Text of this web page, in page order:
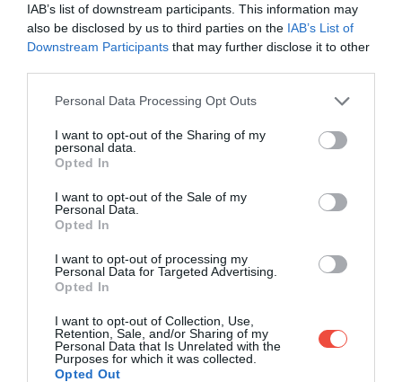
IAB’s list of downstream participants. This information may
also be disclosed by us to third parties on the IAB’s List of
Downstream Participants that may further disclose it to other
Please note that this website/app uses one or more Google
not limited to your visit or usage behaviour. You may click to
grant or deny consent to Google and its third-party tags to
use your data for below specified purposes in below Google
consent section.
Personal Data Processing Opt Outs
I want to opt-out of the Sharing of my
personal data.
Opted In
I want to opt-out of the Sale of my
Personal Data.
Opted In
I want to opt-out of processing my
Personal Data for Targeted Advertising.
Opted In
I want to opt-out of Collection, Use,
Retention, Sale, and/or Sharing of my
Personal Data that Is Unrelated with the
Purposes for which it was collected.
Opted Out
Fotó: Dasha Petrenko/Shutterstock
szerintea gép eleje– a szárnyak előtti sorok –a
legstabilabb része az utastérnek
helyekért sok légitársaság felárat kér, Chris szerint
kevésbé durva az a billegés,
A repüléstől való félelem persze nem mindig
logikus.Robert Bor